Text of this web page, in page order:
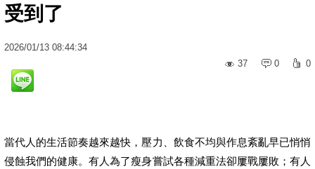
受到了
2026/01/13 08:44:34
37
0 0
當代人的生活節奏越來越快，壓力、飲食不均與作息紊亂早已悄悄
侵蝕我們的健康。有人為了瘦身嘗試各種減重法卻屢戰屢敗；有人